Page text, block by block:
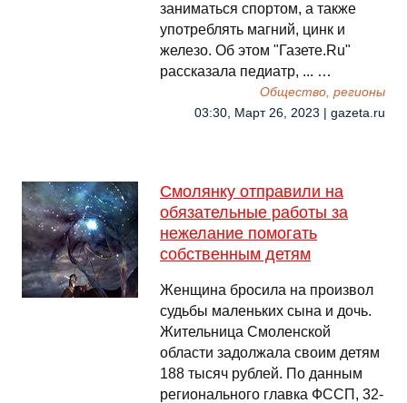
заниматься спортом, а также
употреблять магний, цинк и
железо. Об этом "Газете.Ru"
рассказала педиатр, ... …
Общество, регионы
03:30, Март 26, 2023 | gazeta.ru
Смолянку отправили на
обязательные работы за
нежелание помогать
собственным детям
Женщина бросила на произвол
судьбы маленьких сына и дочь.
Жительница Смоленской
области задолжала своим детям
188 тысяч рублей. По данным
регионального главка ФССП, 32-